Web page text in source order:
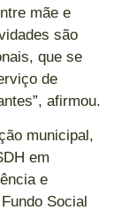
mãe e
são
que se
de
afirmou.
municipal,
em
e
Social